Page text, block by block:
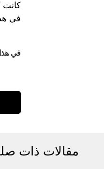
كانت
في
في
مقالات ذات